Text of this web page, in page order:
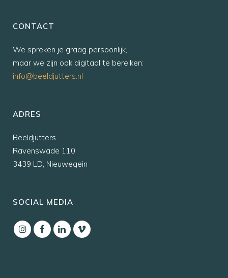
CONTACT
We spreken je graag persoonlijk,
maar we zijn ook digitaal te bereiken:
info@beeldjutters.nl
ADRES
Beeldjutters
Ravenswade 110
3439 LD, Nieuwegein
SOCIAL MEDIA